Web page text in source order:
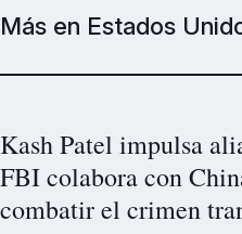
Más en Estados
Kash Patel impulsa
FBI colabora con
combatir el crimen